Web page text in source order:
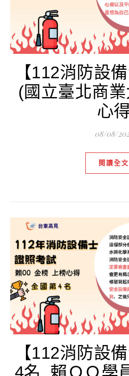
【112消防設
(國立臺北商
心
08/08/
閱讀全文
【112消防設
4名_賴ＯＯ學